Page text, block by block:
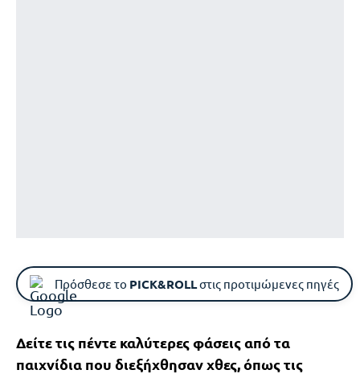
Πρόσθεσε το PICK&ROLLστις προτιμώμενες πηγές
Δείτε τις πέντε καλύτερες φάσεις από τα
παιχνίδια που διεξήχθησαν χθες, όπως τις